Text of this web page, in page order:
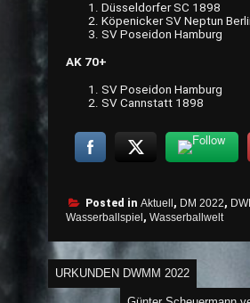
Düsseldorfer SC 1898
Köpenicker SV Neptun
SV Poseidon Hamburg
AK 70+
SV Poseidon Hamburg
SV Cannstatt 1898
Posted in Aktuell , DM 2022,
Wasserballspiel , Wasserballwelt
Beitragsnavigation
URKUNDEN DWMM 2022